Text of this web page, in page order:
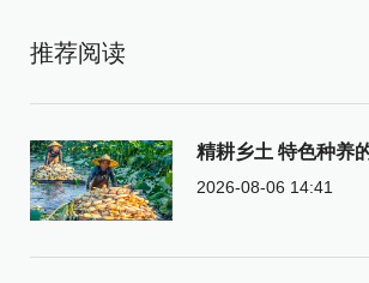
推荐阅读
精耕乡土 特色种养
2026-08-06 14:41